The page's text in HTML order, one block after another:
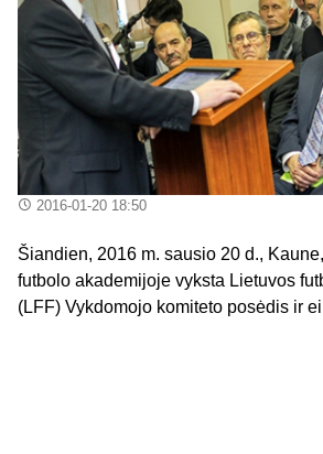
2016-01-20 18:50
Šiandien, 2016 m. sausio 20 d.,
futbolo akademijoje vyksta Lietuvos
(LFF) Vykdomojo komiteto posėdis ir